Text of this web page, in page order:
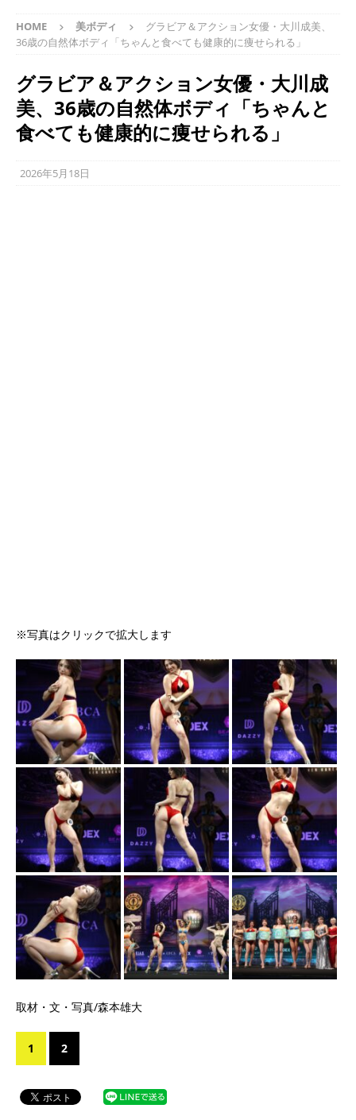
HOME 美ボディ
グラビア＆アクション女優・大川成美、
36歳の自然体ボディ「ちゃんと食べても健康的に痩せられる」
グラビア＆アクション女優・大川成
美、36歳の自然体ボディ「ちゃんと
食べても健康的に痩せられる」
2026年5月18日
※写真はクリックで拡大します
取材・文・写真/森本雄大
1 2